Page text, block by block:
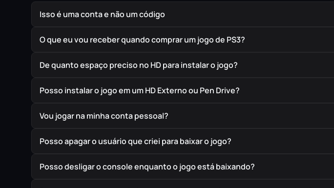
Isso é uma conta e não um código
O que eu vou receber quando comprar um jogo de PS3?
De quanto espaço preciso no HD para instalar o jogo?
Posso instalar o jogo em um HD Externo ou Pen Drive?
Vou jogar na minha conta pessoal?
Posso apagar o usuário que criei para baixar o jogo?
Posso desligar o console enquanto o jogo está baixando?